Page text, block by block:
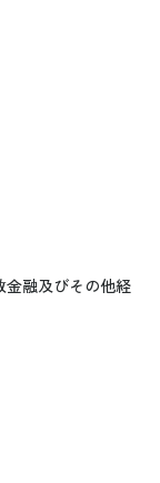
金融及びその他経